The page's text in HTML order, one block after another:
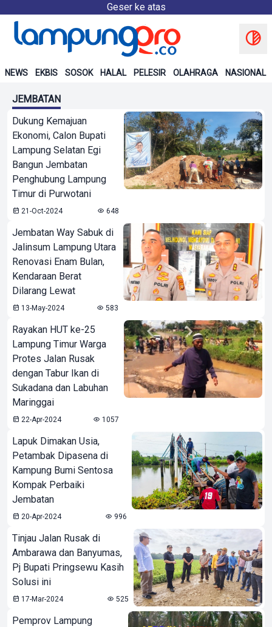
Geser ke atas
NEWS EKBIS SOSOK HALAL PELESIR OLAHRAGA NASIONAL
JEMBATAN
Dukung Kemajuan
Ekonomi, Calon Bupati
Lampung Selatan Egi
Bangun Jembatan
Penghubung Lampung
Timur di Purwotani
21-Oct-2024 648
Jembatan Way Sabuk di
Jalinsum Lampung Utara
Renovasi Enam Bulan,
Kendaraan Berat
Dilarang Lewat
13-May-2024 583
Rayakan HUT ke-25
Lampung Timur Warga
Protes Jalan Rusak
dengan Tabur Ikan di
Sukadana dan Labuhan
Maringgai
22-Apr-2024 1057
Lapuk Dimakan Usia,
Petambak Dipasena di
Kampung Bumi Sentosa
Kompak Perbaiki
Jembatan
20-Apr-2024 996
Tinjau Jalan Rusak di
Ambarawa dan Banyumas,
Pj Bupati Pringsewu Kasih
Solusi ini
17-Mar-2024 525
Pemprov Lampung